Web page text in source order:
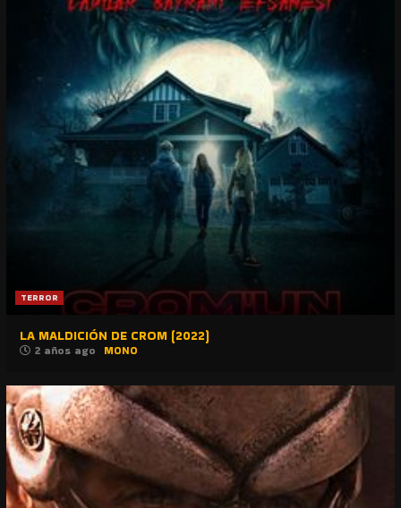
TERROR
LA MALDICIÓN DE CROM (2022)
2 años ago MONO